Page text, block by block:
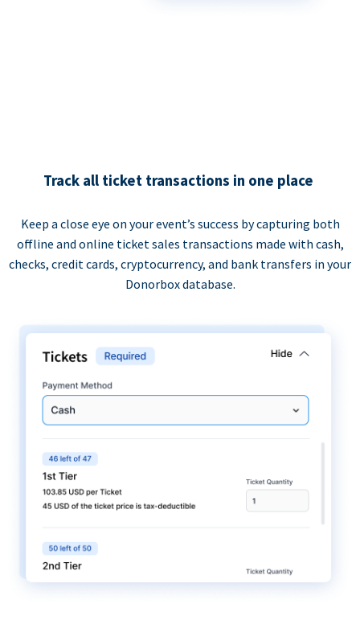
Track all ticket transactions in one place
Keep a close eye on your event’s success by capturing both
offline and online ticket sales transactions made with cash,
checks, credit cards, cryptocurrency, and bank transfers in your
Donorbox database.